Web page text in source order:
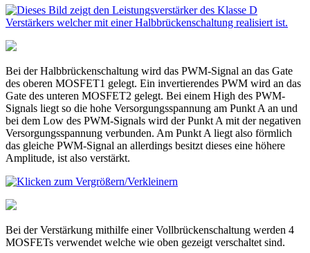
Bei der Halbbrückenschaltung wird das PWM-Signal an das Gate
des oberen MOSFET1 gelegt. Ein invertierendes PWM wird an das
Gate des unteren MOSFET2 gelegt. Bei einem High des PWM-
Signals liegt so die hohe Versorgungsspannung am Punkt A an und
bei dem Low des PWM-Signals wird der Punkt A mit der negativen
Versorgungsspannung verbunden. Am Punkt A liegt also förmlich
das gleiche PWM-Signal an allerdings besitzt dieses eine höhere
Amplitude, ist also verstärkt.
Bei der Verstärkung mithilfe einer Vollbrückenschaltung werden 4
MOSFETs verwendet welche wie oben gezeigt verschaltet sind.